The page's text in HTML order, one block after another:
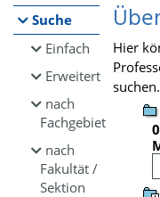
Suche
Einfach
Erweitert
nach
Fachgebiet
nach
Fakultät /
Sektion
Hier
suchen.